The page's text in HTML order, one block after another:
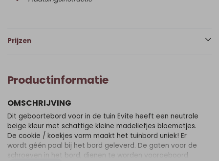
Prijzen
Productinformatie
OMSCHRIJVING
Dit geboortebord voor in de tuin Evite heeft een neutrale
beige kleur met schattige kleine madeliefjes bloemetjes.
De cookie / koekjes vorm maakt het tuinbord uniek! Er
wordt géén paal bij het bord geleverd. De gaten voor de
schroeven in het bord, dienen te worden voorgeboord.